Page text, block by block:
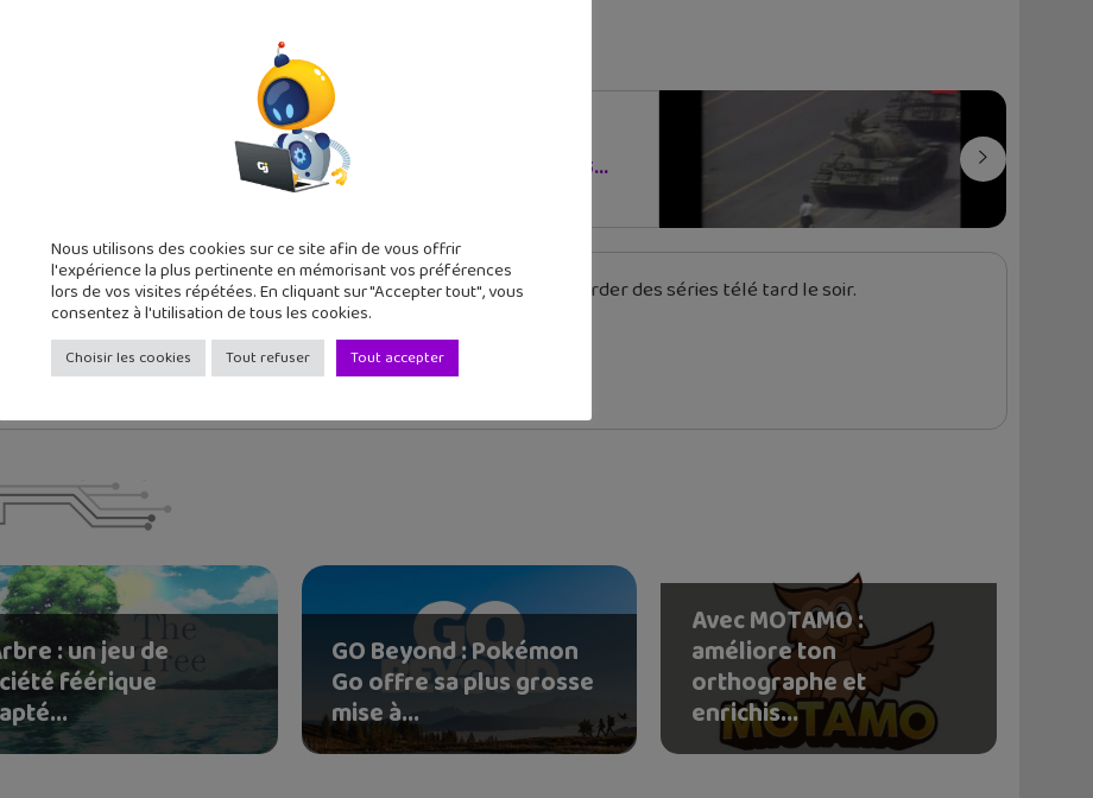
Basketball
Wars VR : la réalité
Article suivant
Fan d'Histoire ? YouTube a 55...
de deux grands ados, j'aime tester de nouvelles applications et regarder des séries télé tard le soir.
: un jeu de
féérique
GO Beyond : Pokémon
Go offre sa plus grosse
mise à...
Avec MOTAMO :
améliore ton
orthographe et
enrichis...
Nous utilisons des cookies sur ce site afin de vous offrir
l'expérience la plus pertinente en mémorisant vos préférences
lors de vos visites répétées. En cliquant sur "Accepter tout", vous
consentez à l'utilisation de tous les cookies.
Choisir les cookies Tout refuser Tout accepter